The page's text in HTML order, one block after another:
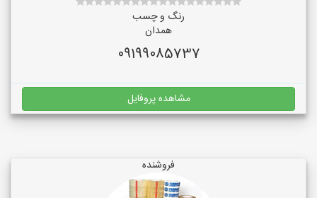
رنگ و چسب
همدان
09199085737
مشاهده پروفایل
فروشنده